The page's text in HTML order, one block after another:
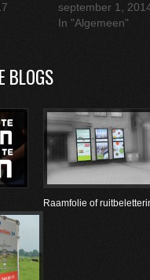
september 1,
In "Algemeen"
BLOGS
Raamfolie of